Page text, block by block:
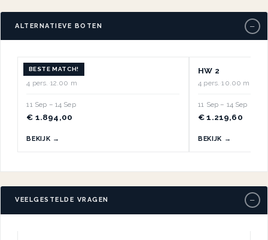
ALTERNATIEVE BOTEN −
BESTE MATCH!
HW 17
4 pers. ·12.00 m
11 Sep – 14 Sep
€ 1.894,00
BEKIJK →
HW 2
4 pers.·10.00 m
11 Sep – 14 Sep
€ 1.219,60
BEKIJK →
VEELGESTELDE VRAGEN −